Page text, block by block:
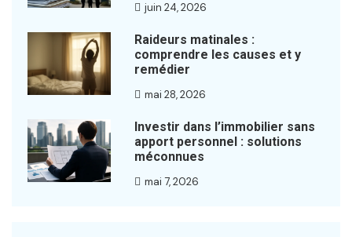
juin 24, 2026
Raideurs matinales :
comprendre les causes et y
remédier
mai 28, 2026
Investir dans l’immobilier sans
apport personnel : solutions
méconnues
mai 7, 2026